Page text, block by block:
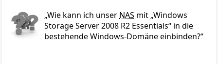
Wie kann ich unserNAS mit „Windows
Storage Server 2008 R2 Essentials“ in die
bestehende Windows-Domäne einbinden?